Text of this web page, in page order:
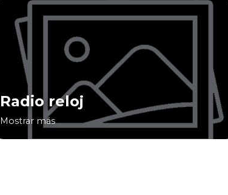
Radio reloj
Mostrar más